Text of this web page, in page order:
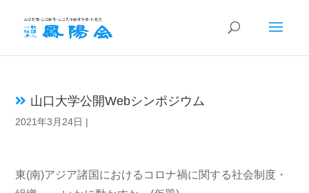
山口大学公開Webシンポジウム
2021年3月24日 |
東(南)アジア諸国におけるコロナ禍に関する社会制度・